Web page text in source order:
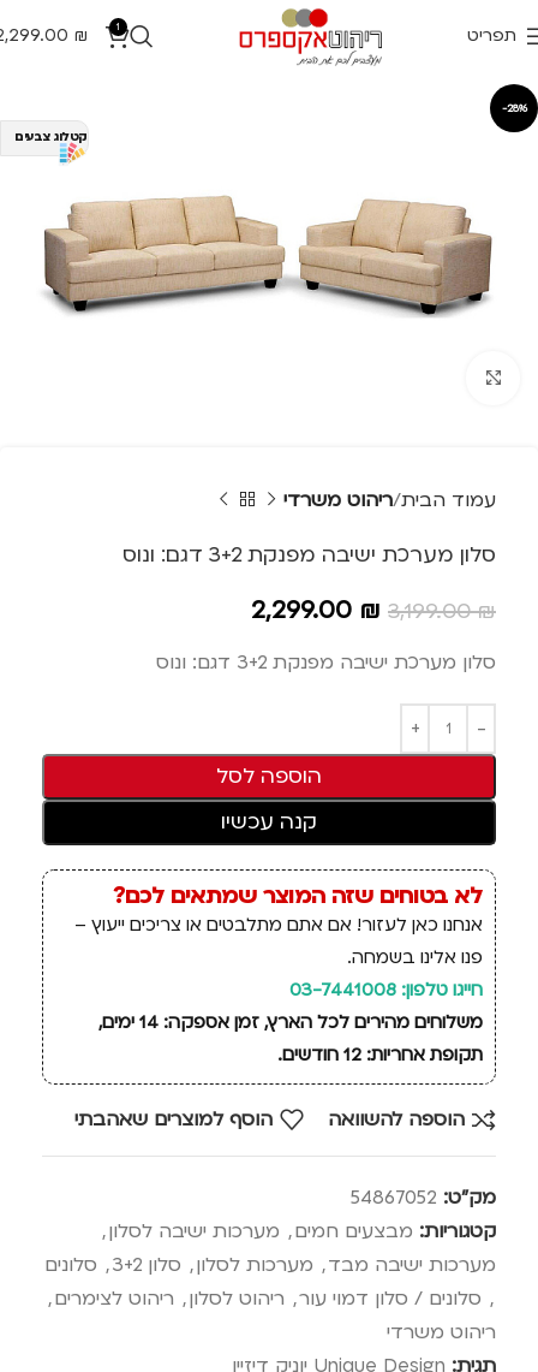
תפריט 1
₪
-28%
עמוד הבית ריהוט משרדי
סלון מערכת ישיבה מפנקת 3+2 דגם: ונוס
3,199.00₪
2,299.00 ₪
סלון מערכת ישיבה מפנקת 3+2 דגם: ונוס
הוספה לסל
קנה עכשיו
לא בטוחים שזה המוצר שמתאים לכם?
אנחנו כאן לעזור! אם אתם מתלבטים או צריכים ייעוץ –
פנו אלינו בשמחה.
חייגו טלפון: 03-7441008
משלוחים מהירים לכל הארץ, זמן אספקה: 14 ימים,
תקופת אחריות: 12 חודשים.
הוספה להשוואה הוסף למוצרים שאהבתי
מק"ט: 54867052
קטגוריות: מבצעים חמים, מערכות ישיבה לסלון,
מערכות ישיבה מבד, מערכות לסלון, סלון 3+2 , סלונים
, סלונים / סלון דמוי עור, ריהוט לסלון, ריהוט לצימרים,
ריהוט משרדי
תגית: Unique Design יוניק דיזיין
קטלוג צבעים